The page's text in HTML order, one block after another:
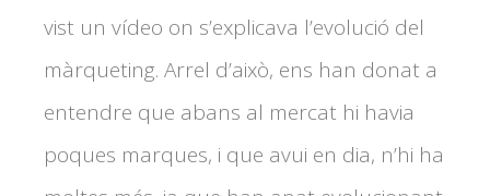
vist un vídeo on s’explicava l’evolució del
màrqueting. Arrel d’això, ens han donat a
entendre que abans al mercat hi havia
poques marques, i que avui en dia, n’hi ha